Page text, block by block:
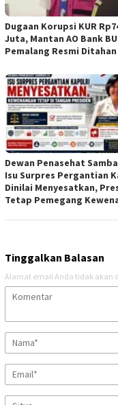
Dugaan Korupsi KUR
Juta, Mantan AO Bank
Pemalang Resmi Ditahan
Dewan Penasehat
Isu Surpres Pergantian
Dinilai Menyesatkan,
Tetap Pemegang
Tinggalkan Balasan
Alamat email Anda tidak akan